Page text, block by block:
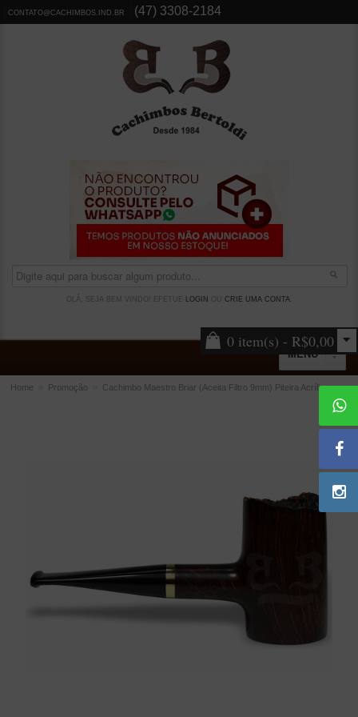
CONTATO@CACHIMBOS.IND.BR (47) 3308-2184
OLÁ, SEJA BEM VINDO! EFETUE LOGIN CRIE UMA CONTA.
0 item(s) - R$0,00
MENU
Piteiras para Cigarro
Limpadores para Cachimbo
Bolsas para Cachimbo
Home Promoção Cachimbo Maestro Briar (Aceita Filtro 9mm) Piteira Acrílico